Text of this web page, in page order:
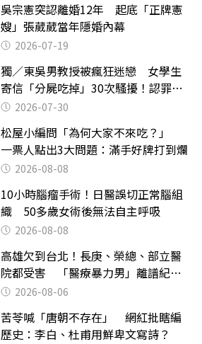
吳宗憲突認離婚12年 起底「正牌憲
嫂」張葳葳當年隱婚內幕
2026-07-19
獨／東吳男教授被瘋狂迷戀 女學生
寄信「分屍吃掉」30次騷擾！認罪免
關 2026-07-30
松屋小編問「為何大家不來吃？」
一票人點出3大問題：滿手好牌打到爛
2026-08-08
10小時腦瘤手術！日醫誤切正常腦組
織 50多歲女術後無法自主呼吸
2026-08-08
高雄欠到台北！長庚、榮總、部立醫
院都受害 「醫療暴力男」離譜紀錄
曝光2026-08-06
苦苓喊「唐朝不存在」 網紅批瞎編
歷史：李白、杜甫用鮮卑文寫詩？